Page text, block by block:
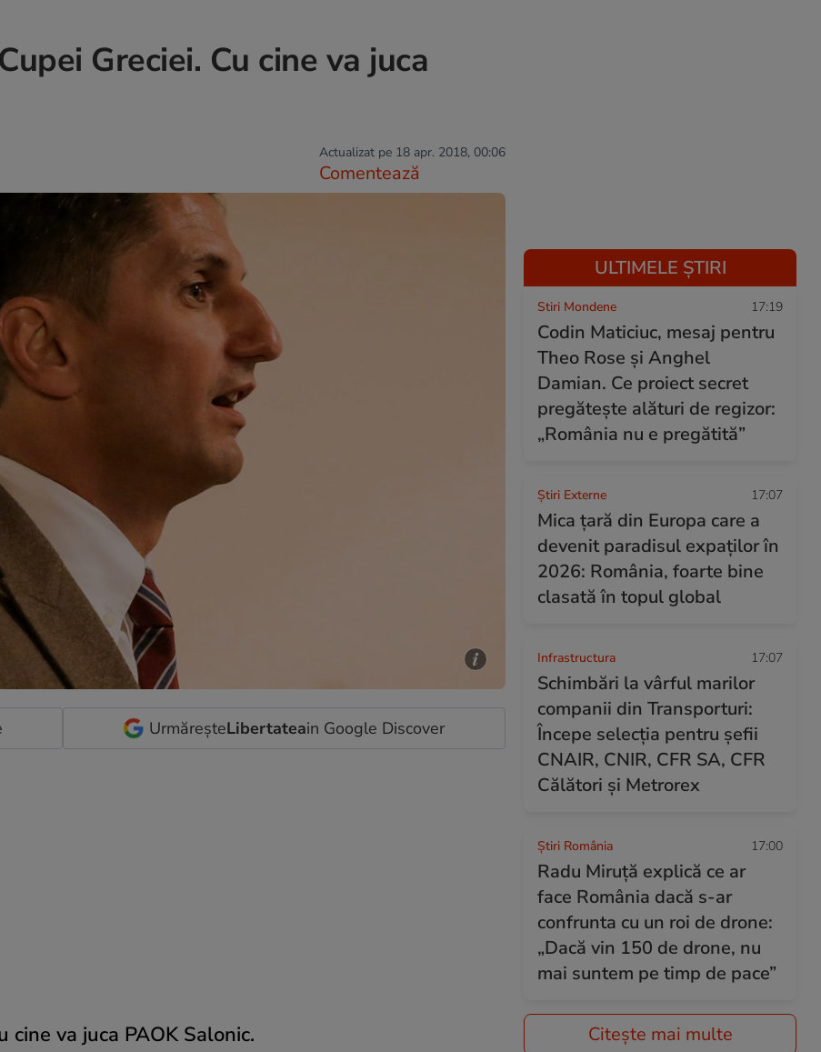
Greciei. Cu cine va juca
Actualizat pe 18 apr. 2018, 00:06
Comentează
UrmăreșteLibertateain Google Discover
cine va juca PAOK Salonic.
ULTIMELE ȘTIRI
Stiri Mondene 17:19
Codin Maticiuc, mesaj pentru
Theo Rose și Anghel
Damian. Ce proiect secret
pregătește alături de regizor:
„România nu e pregătită”
Știri Externe 17:07
Mica țară din Europa care a
devenit paradisul expaților în
2026: România, foarte bine
clasată în topul global
Infrastructura 17:07
Schimbări la vârful marilor
companii din Transporturi:
Începe selecția pentru șefii
CNAIR, CNIR, CFR SA, CFR
Călători și Metrorex
Știri România 17:00
Radu Miruță explică ce ar
face România dacă s-ar
confrunta cu un roi de drone:
„Dacă vin 150 de drone, nu
mai suntem pe timp de pace”
Citește mai multe